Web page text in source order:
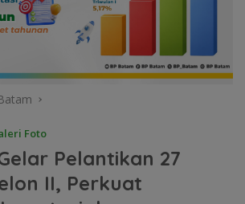
Foto
Pelantikan 27
II, Perkuat